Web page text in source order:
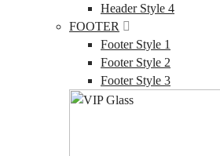
Header Style 4
FOOTER
Footer Style 1
Footer Style 2
Footer Style 3